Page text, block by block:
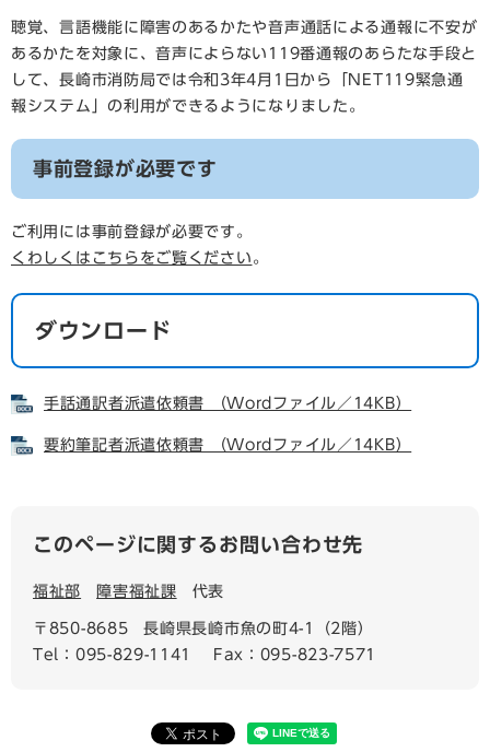
聴覚、言語機能に障害のあるかたや音声通話による通報に不安が
あるかたを対象に、音声によらない119番通報のあらたな手段と
して、長崎市消防局では令和3年4月1日から「NET119緊急通
報システム」の利用ができるようになりました。
事前登録が必要です
ご利用には事前登録が必要です。
くわしくはこちらをご覧ください 。
ダウンロード
手話通訳者派遣依頼書 （Wordファイル／14KB）
要約筆記者派遣依頼書 （Wordファイル／14KB）
このページに関するお問い合わせ先
福祉部 障害福祉課 代表
〒850-8685
長崎県長崎市魚の町4-1（2階）
Tel：095-829-1141
Fax：095-823-7571